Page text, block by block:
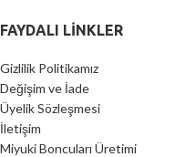
FAYDALI LİNKLER
Gizlilik Politikamız
Değişim ve İade
Üyelik Sözleşmesi
İletişim
Miyuki Boncuları Üretimi